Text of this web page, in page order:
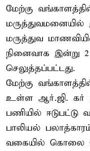
மேற்கு
மருத்துவமனையில்
மருத்துவ
நினைவாக இன்று
செலுத்தப்பட்டது.
மேற்கு
உள்ள ஆர்.ஜி. கர்
பணியில் ஈடுபட்டு
பாலியல்
வகையில் கொலை